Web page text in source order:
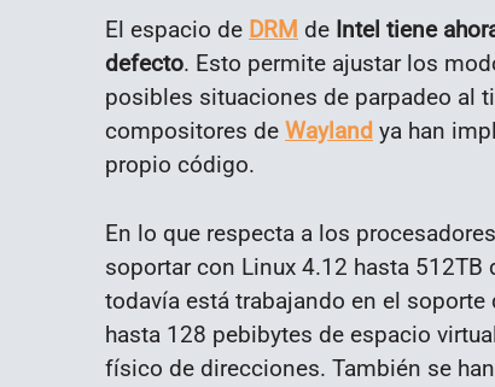
El espacio de DRM de Intel tiene
defecto. Esto permite ajustar los
posibles situaciones de parpadeo al
compositores de Wayland ya han
propio código.
En lo que respecta a los
soportar con Linux 4.12 hasta
todavía está trabajando en el
hasta 128 pebibytes de espacio
físico de direcciones. También se